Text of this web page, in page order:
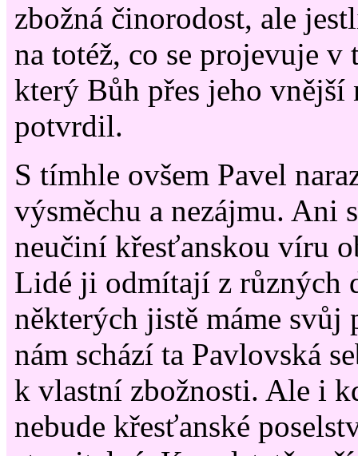
zbožná činorodost, ale
na totéž, co se projevuje v
který Bůh přes jeho vnější
potvrdil.
S tímhle ovšem Pavel
výsměchu a nezájmu. Ani
neučiní křesťanskou víru
Lidé ji odmítají z různých
některých jistě máme svůj
nám schází ta Pavlovská
k vlastní zbožnosti. Ale i
nebude křesťanské